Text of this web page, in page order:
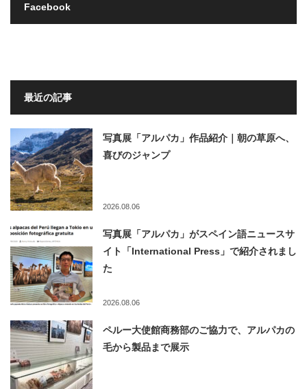
Facebook
最近の記事
写真展「アルパカ」作品紹介｜朝の草原へ、
喜びのジャンプ
2026.08.06
写真展「アルパカ」がスペイン語ニュースサ
イト「International Press」で紹介されまし
た
2026.08.06
ペルー大使館商務部のご協力で、アルパカの
毛から製品まで展示